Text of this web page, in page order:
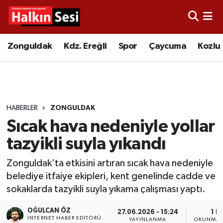
Zonguldak Kdz. Ereğli Spor Çaycuma Kozlu
HABERLER ZONGULDAK
Sıcak hava nedeniyle yollar
tazyikli suyla yıkandı
Zonguldak’ta etkisini artıran sıcak hava nedeniyle
belediye itfaiye ekipleri, kent genelinde cadde ve
sokaklarda tazyikli suyla yıkama çalışması yaptı.
OĞULCAN ÖZ
İNTERNET HABER EDITÖRÜ
27.06.2026 - 15:24
YAYINLANMA
1
OKUNMA
Video
Çaycuma
Alaplı
Asayiş
Bartın
Karabük
Merkez Hava Durumu
Tüm Manşetler
Son Dakika Haberleri
Haber Arşivi